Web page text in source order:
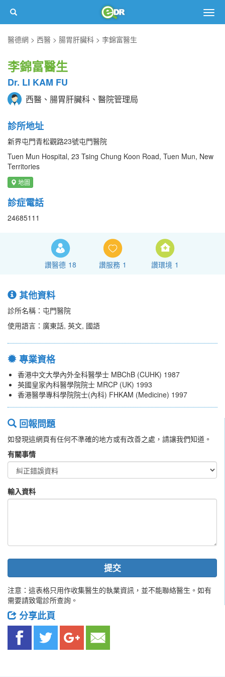
醫德網
西醫 腸胃肝臟科 李錦富醫生
李錦富醫生
Dr. LI KAM FU
西醫、腸胃肝臟科、醫院管理局
診所地址
新界屯門青松觀路23號屯門醫院
Tuen Mun Hospital, 23 Tsing Chung Koon Road, Tuen Mun, New
Territories
地圖
診症電話
24685111
讚醫德 18 讚服務 1 讚環境 1
其他資料
診所名稱：屯門醫院
使用語言：廣東話, 英文, 國語
專業資格
香港中文大學內外全科醫學士 MBChB (CUHK) 1987
英國皇家內科醫學院院士 MRCP (UK) 1993
香港醫學專科學院院士(內科) FHKAM (Medicine) 1997
回報問題
如發現這網頁有任何不準確的地方或有改善之處，請讓我們知道。
有關事情
輸入資料
提交
注意：這表格只用作收集醫生的執業資訊，並不能聯絡醫生。如有
需要請致電診所查詢。
分享此頁